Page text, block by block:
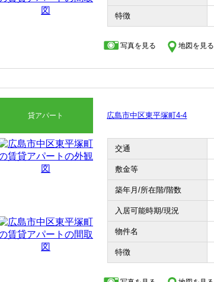
特徴
写真を見る 地図を見る
貸アパート 広島市中区東平塚町4-4
交通
敷金等
築年月/所在階/階数
入居可能時期/現況
物件名
特徴